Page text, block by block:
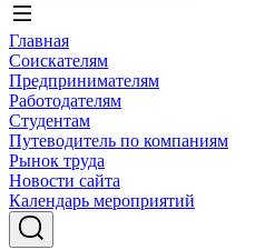
Главная
Соискателям
Предпринимателям
Работодателям
Студентам
Путеводитель по компаниям
Рынок труда
Новости сайта
Календарь мероприятий